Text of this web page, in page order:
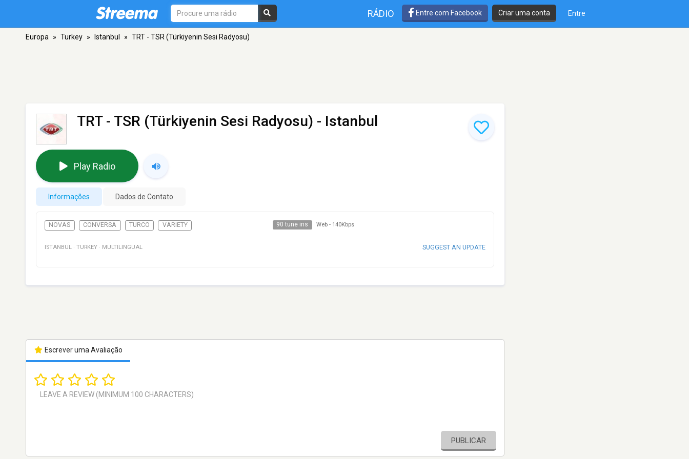
RÁDIO Entre com Facebook Criar uma conta Entre
Europa » Turkey » Istanbul » TRT - TSR (Türkiyenin Sesi Radyosu)
TRT - TSR (Türkiyenin Sesi Radyosu) - Istanbul
Play Radio
Informações Dados de Contato
NOVAS CONVERSA TURCO VARIETY 90 tune ins Web - 140Kbps
ISTANBUL · TURKEY · MULTILINGUAL SUGGEST AN UPDATE
Escrever uma Avaliação
PUBLICAR